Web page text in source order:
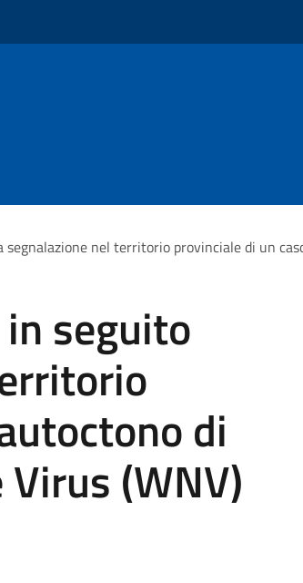
nel territorio provinciale di un
seguito
di
(WNV)